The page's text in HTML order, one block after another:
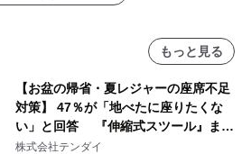
もっと見る
【お盆の帰省・夏レジャーの座席不足
対策】 47％が「地べたに座りたくな
い」と回答 『伸縮式スツール』まと
め買いキャンペーンを8/6開始
株式会社テンダイ